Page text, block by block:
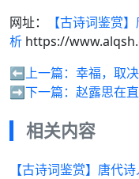
网址：
【古诗词鉴赏
析 https://
⬅️上一篇： 幸福，取
➡️下一篇： 赵露思在
相关内容
【古诗词鉴赏】唐代